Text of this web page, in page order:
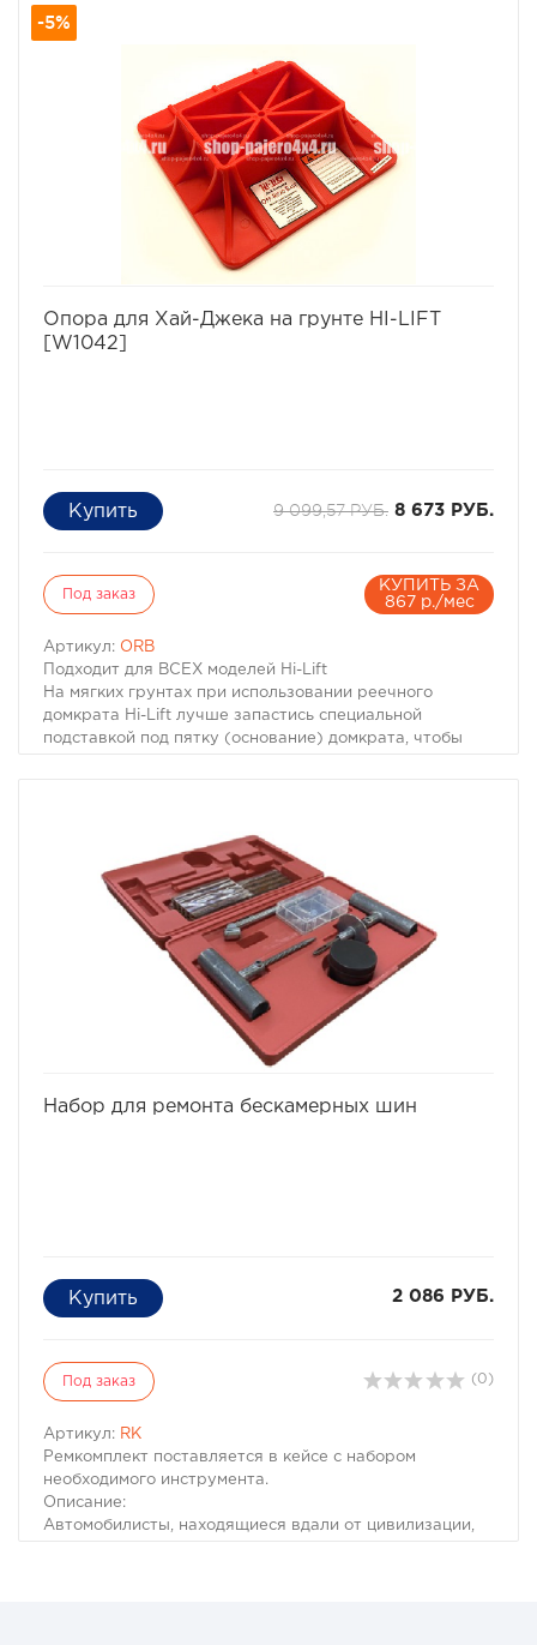
-5%
Опора для Хай-Джека на грунте HI-LIFT
[W1042]
9 099,57 РУБ. 8 673 РУБ.
Под заказ
КУПИТЬ ЗА
867 р./мес
Артикул: ORB
Подходит для ВСЕХ моделей Hi-Lift
На мягких грунтах при использовании реечного
домкрата Hi-Lift лучше запастись специальной
подставкой под пятку (основание) домкрата, чтобы
Подходит для ВСЕХ моделей Hi-Lift.
Набор для ремонта бескамерных шин
2 086 РУБ.
Под заказ (0)
Артикул: RK
Ремкомплект поставляется в кейсе с набором
необходимого инструмента.
Описание:
Автомобилисты, находящиеся вдали от цивилизации,